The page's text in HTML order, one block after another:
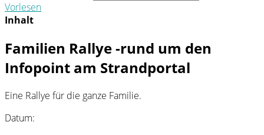
Vorlesen
Inhalt
Familien Rallye -rund um den
Infopoint am Strandportal
Eine Rallye für die ganze Familie.
Datum: